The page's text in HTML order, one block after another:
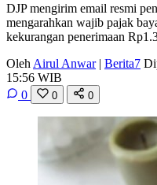
DJP mengirim email resmi
mengarahkan wajib pajak
kekurangan penerimaan
Oleh Airul Anwar | Berita7
15:56 WIB
0
0 0